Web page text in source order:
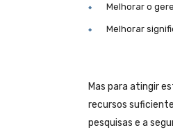
Melhorar o
Melhorar
Mas para atingir
recursos
pesquisas e a